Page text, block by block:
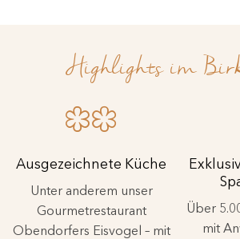
Highlights im
Ausgezeichnete Küche
Unter anderem unser
Gourmetrestaurant
Obendorfers Eisvogel – mit
Über
mit